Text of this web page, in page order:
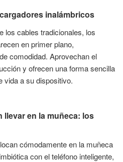
inalámbricos
los cables tradicionales, los
en primer plano,
comodidad. Aprovechan el
y ofrecen una forma sencilla
vida a su dispositivo.
llevar en la muñeca: los
cómodamente en la muñeca
con el teléfono inteligente,